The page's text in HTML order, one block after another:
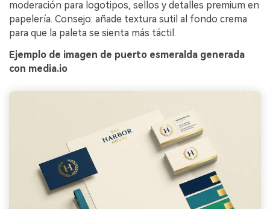
moderación para logotipos, sellos y detalles premium en
papelería. Consejo: añade textura sutil al fondo crema
para que la paleta se sienta más táctil.
Ejemplo de imagen de puerto esmeralda generada
con media.io